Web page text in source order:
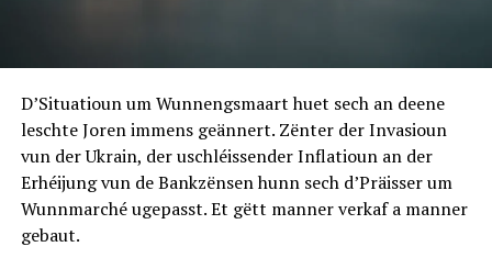
D’Situatioun um Wunnengsmaart huet sech an deene
leschte Joren immens geännert. Zënter der Invasioun
vun der Ukrain, der uschléissender Inflatioun an der
Erhéijung vun de Bankzënsen hunn sech d’Präisser um
Wunnmarché ugepasst. Et gëtt manner verkaf a manner
gebaut.